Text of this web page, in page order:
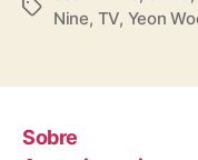
T
Nine, TV, Yeon
Sobre